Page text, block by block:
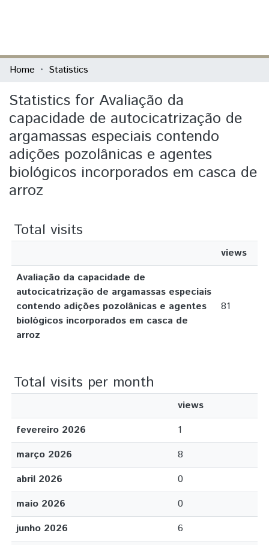
Communities & Collections
All of DSpace
Home Statistics
Statistics for Avaliação da
capacidade de autocicatrização de
argamassas especiais contendo
adições pozolânicas e agentes
biológicos incorporados em casca de
arroz
Total visits
views
Avaliação da capacidade de
autocicatrização de argamassas especiais
contendo adições pozolânicas e agentes
biológicos incorporados em casca de
arroz
81
Total visits per month
views
fevereiro 2026
1
março 2026
8
abril 2026
0
maio 2026
0
junho 2026
6